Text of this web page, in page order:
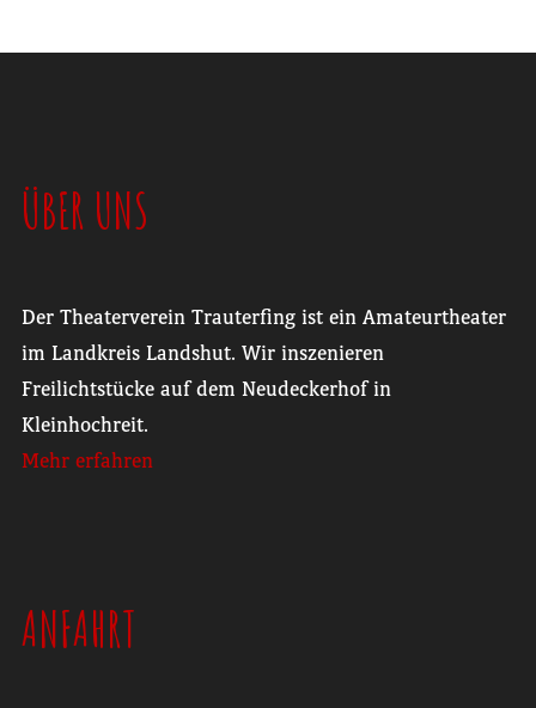
ÜBER UNS
Der Theaterverein Trauterfing ist ein Amateurtheater
im Landkreis Landshut. Wir inszenieren
Freilichtstücke auf dem Neudeckerhof in
Kleinhochreit.
Mehr erfahren
ANFAHRT